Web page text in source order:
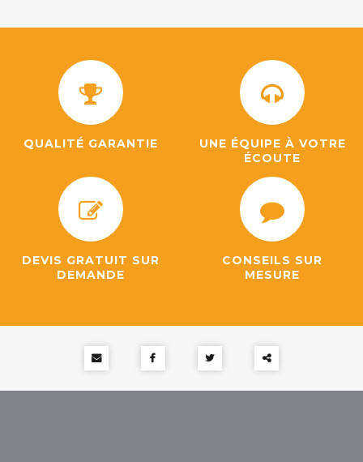
QUALITÉ GARANTIE
UNE ÉQUIPE À VOTRE
ÉCOUTE
DEVIS GRATUIT SUR
DEMANDE
CONSEILS SUR
MESURE